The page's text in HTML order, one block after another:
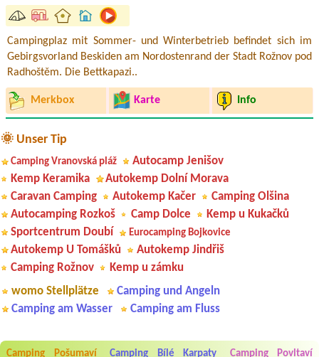
Campingplaz mit Sommer- und Winterbetrieb befindet sich im
Gebirgsvorland Beskiden am Nordostenrand der Stadt Rožnov pod
Radhoštěm. Die Bettkapazi..
Merkbox Karte Info
🌞 Unser Tip
Camping Vranovská pláž
Autocamp Jenišov
Kemp Keramika
Autokemp Dolní Morava
Caravan Camping
Autokemp Kačer
Camping Olšina
Autocamping Rozkoš
Camp Dolce
Kemp u Kukačků
Sportcentrum Doubí
Eurocamping Bojkovice
Autokemp U Tomášků
Autokemp Jindřiš
Camping Rožnov
Kemp u zámku
womo Stellplätze
Camping und Angeln
Camping am Wasser
Camping am Fluss
Camping Pošumaví Camping Bílé Karpaty Camping Povltaví
Byli jsme zde v týdnu od 25.7. do 1.8. 2026. Kemp jako takový je pěkný.